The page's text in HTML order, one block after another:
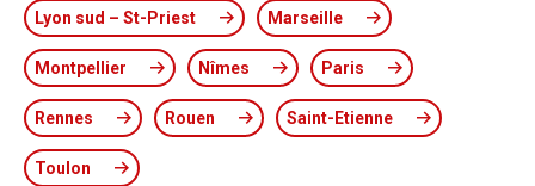
Lyon sud – St-Priest Marseille
Montpellier Nîmes Paris
Rennes Rouen Saint-Etienne
Toulon